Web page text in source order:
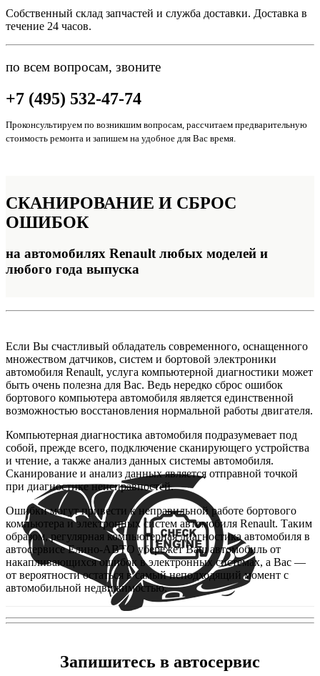
Собственный склад запчастей и служба доставки. Доставка в
течение 24 часов.
по всем вопросам, звоните
+7 (495) 532-47-74
Проконсультируем по возникшим вопросам, рассчитаем предварительную
стоимость ремонта и запишем на удобное для Вас время.
СКАНИРОВАНИЕ И СБРОС
ОШИБОК
на автомобилях Renault любых моделей и
любого года выпуска
Если Вы счастливый обладатель современного, оснащенного
множеством датчиков, систем и бортовой электроники
автомобиля Renault, услуга компьютерной диагностики может
быть очень полезна для Вас. Ведь нередко сброс ошибок
бортового компьютера автомобиля является единственной
возможностью восстановления нормальной работы двигателя.
Компьютерная диагностика автомобиля подразумевает под
собой, прежде всего, подключение сканирующего устройства
и чтение, а также анализ данных системы автомобиля.
Сканирование и анализ данных является отправной точкой
при диагностике неисправностей.
Ошибки могут привести к неправильной работе бортового
компьютера и электронных систем автомобиля Renault. Таким
образом, регулярная компьютерная диагностика автомобиля в
автосервисе Елино-АВТО убережет Ваш автомобиль от
накапливающихся ошибок в электронных системах, а Вас —
от вероятности остаться в самый неподходящий момент c
автомобильной недвижимостью.
Запишитесь в автосервис